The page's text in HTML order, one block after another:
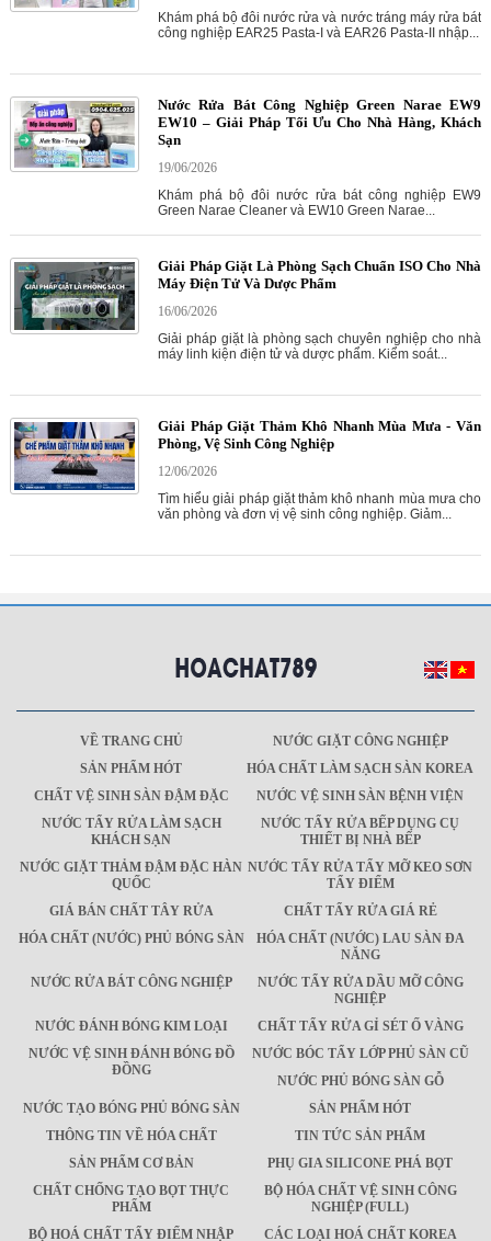
Khám phá bộ đôi nước rửa và nước tráng máy rửa bát
công nghiệp EAR25 Pasta-I và EAR26 Pasta-II nhập...
Nước Rửa Bát Công Nghiệp Green Narae EW9
EW10 – Giải Pháp Tối Ưu Cho Nhà Hàng, Khách
Sạn
19/06/2026
Khám phá bộ đôi nước rửa bát công nghiệp EW9
Green Narae Cleaner và EW10 Green Narae...
Giải Pháp Giặt Là Phòng Sạch Chuẩn ISO Cho Nhà
Máy Điện Tử Và Dược Phẩm
16/06/2026
Giải pháp giặt là phòng sạch chuyên nghiệp cho nhà
máy linh kiện điện tử và dược phẩm. Kiểm soát...
Giải Pháp Giặt Thảm Khô Nhanh Mùa Mưa - Văn
Phòng, Vệ Sinh Công Nghiệp
12/06/2026
Tìm hiểu giải pháp giặt thảm khô nhanh mùa mưa cho
văn phòng và đơn vị vệ sinh công nghiệp. Giảm...
VỀ TRANG CHỦ
NƯỚC GIẶT CÔNG NGHIỆP
SẢN PHẨM HÓT
HÓA CHẤT LÀM SẠCH SÀN KOREA
CHẤT VỆ SINH SÀN ĐẬM ĐẶC
NƯỚC VỆ SINH SÀN BỆNH VIỆN
NƯỚC TẨY RỬA LÀM SẠCH
KHÁCH SẠN
NƯỚC TẨY RỬA BẾP DỤNG CỤ
THIẾT BỊ NHÀ BẾP
NƯỚC GIẶT THẢM ĐẬM ĐẶC HÀN
QUỐC
NƯỚC TẨY RỬA TẨY MỠ KEO SƠN
TẨY ĐIỂM
GIÁ BÁN CHẤT TÂY RỬA
CHẤT TẨY RỬA GIÁ RẺ
HÓA CHẤT (NƯỚC) PHỦ BÓNG SÀN
HÓA CHẤT (NƯỚC) LAU SÀN ĐA
NĂNG
NƯỚC RỬA BÁT CÔNG NGHIỆP
NƯỚC TẨY RỬA DẦU MỠ CÔNG
NGHIỆP
NƯỚC ĐÁNH BÓNG KIM LOẠI
CHẤT TẨY RỬA GỈ SÉT Ố VÀNG
NƯỚC VỆ SINH ĐÁNH BÓNG ĐỒ
ĐỒNG
NƯỚC BÓC TẨY LỚP PHỦ SÀN CŨ
NƯỚC PHỦ BÓNG SÀN GỖ
NƯỚC TẠO BÓNG PHỦ BÓNG SÀN
SẢN PHẨM HÓT
THÔNG TIN VỀ HÓA CHẤT
TIN TỨC SẢN PHẨM
SẢN PHẨM CƠ BẢN
PHỤ GIA SILICONE PHÁ BỌT
CHẤT CHỐNG TẠO BỌT THỰC
PHẨM
BỘ HÓA CHẤT VỆ SINH CÔNG
NGHIỆP (FULL)
BỘ HOÁ CHẤT TẨY ĐIỂM NHẬP
CÁC LOẠI HOÁ CHẤT KOREA